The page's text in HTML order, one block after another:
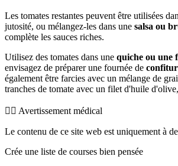
Les tomates restantes peuvent être utilisées
jutosité, ou mélangez-les dans une salsa ou
complète les sauces riches.
Utilisez des tomates dans une quiche ou une
envisagez de préparer une fournée de
également être farcies avec un mélange de
tranches de tomate avec un filet d'huile
👨‍⚕️️ Avertissement médical
Le contenu de ce site web est uniquement à
Crée une liste de courses bien pensée